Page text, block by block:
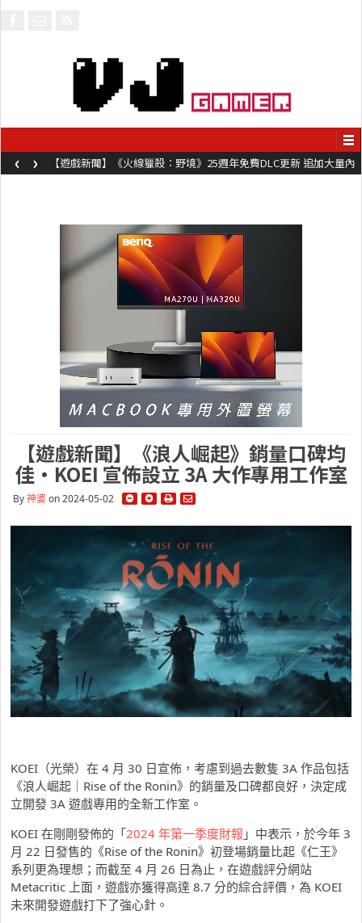
【遊戲新聞】《火線獵殺：野境》25週年免費DLC更新 追加大量內
容同時系舊作限時超平價折扣
‹ ›
【遊戲新聞】《浪人崛起》銷量口碑均
佳・KOEI 宣佈設立 3A 大作專用工作室
By神婆on 2024-05-02
KOEI（光榮）在 4 月 30 日宣佈，考慮到過去數隻 3A 作品包括
《浪人崛起｜Rise of the Ronin》的銷量及口碑都良好，決定成
立開發 3A 遊戲專用的全新工作室。
KOEI 在剛剛發佈的「2024 年第一季度財報 」中表示，於今年 3
月 22 日發售的《Rise of the Ronin》初登場銷量比起《仁王》
系列更為理想；而截至 4 月 26 日為止，在遊戲評分網站
Metacritic 上面，遊戲亦獲得高達 8.7 分的綜合評價，為 KOEI
未來開發遊戲打下了強心針。